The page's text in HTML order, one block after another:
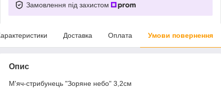
Замовлення під захистом
Доставка Оплата Умови повернення
Опис
М'яч-стрибунець "Зоряне небо" 3,2см